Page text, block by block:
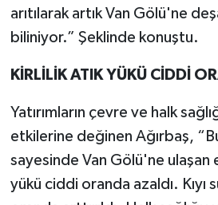
arıtılarak artık Van Gölü'ne
biliniyor.” Şeklinde konuştu.
KİRLİLİK ATIK YÜKÜ CİDDİ
Yatırımların çevre ve halk
etkilerine değinen Ağırbaş,
sayesinde Van Gölü'ne ulaşan
yükü ciddi oranda azaldı. Kıyı